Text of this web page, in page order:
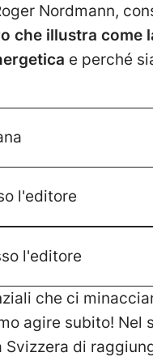
Nordmann,
che illustra come
e perché
l'editore
l'editore
che ci
agire subito!
di